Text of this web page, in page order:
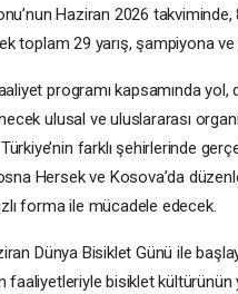
Haziran 2026 takviminde,
toplam 29 yarış, şampiyona ve
programı kapsamında
ulusal ve uluslararası
farklı şehirlerinde
Hersek ve Kosova’da
forma ile mücadele edecek.
Dünya Bisiklet Günü ile
bisiklet kültürünün